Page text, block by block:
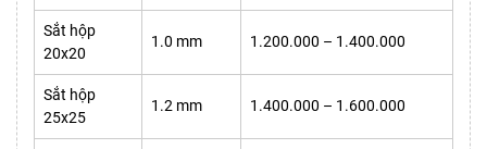
Sắt hộp
20x20
1.0 mm 1.200.000 – 1.400.000
Sắt hộp
25x25
1.2 mm 1.400.000 – 1.600.000